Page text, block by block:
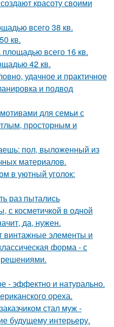
красоту своими
всего 38 кв.
кв.
всего 16 кв.
42 кв.
удачное и практичное
и подвод
для семьи с
просторным и
пол, выложенный из
материалов.
в уютный уголок:
раз пытались
с косметичкой в одной
да, нужен.
винтажные элементы и
форма - с
- эффектно и натурально.
ореха.
стал муж -
будущему интерьеру.